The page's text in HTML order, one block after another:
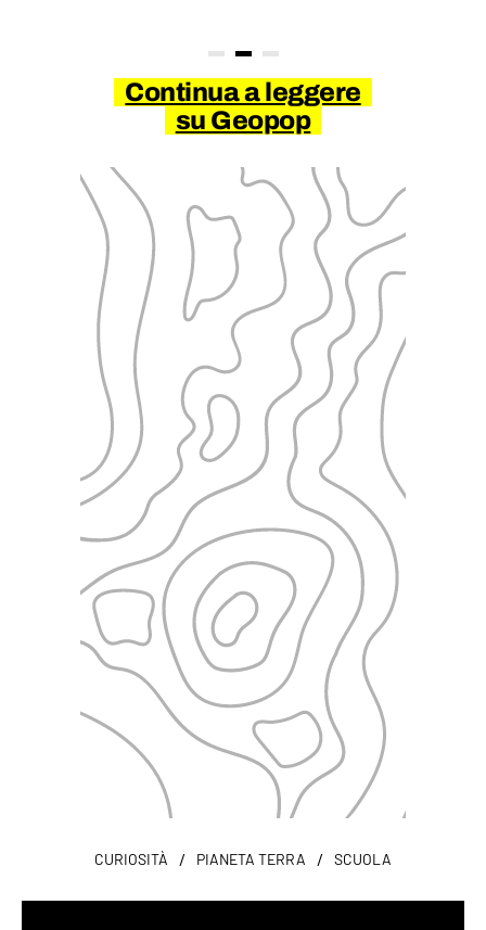
Continua a leggere
su Geopop
CURIOSITÀ / PIANETA TERRA / SCUOLA